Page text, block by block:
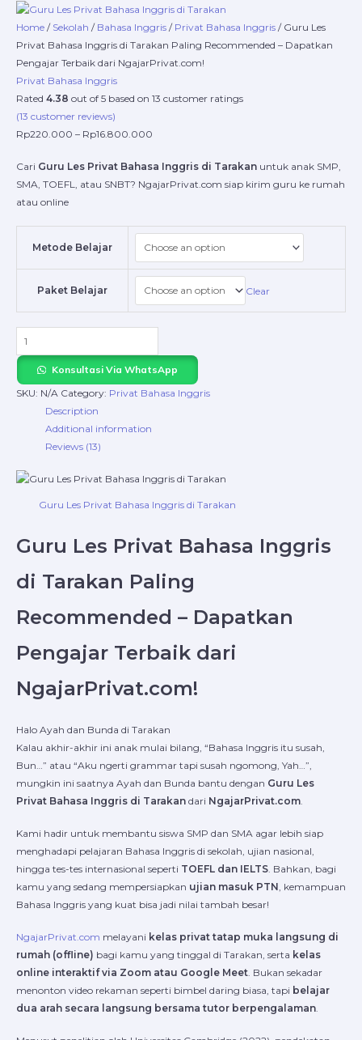
Skip
content
Home / Sekolah / Bahasa Inggris / Privat Bahasa Inggris / Guru Les
Privat Bahasa Inggris di Tarakan Paling Recommended – Dapatkan
Pengajar Terbaik dari NgajarPrivat.com!
Privat Bahasa Inggris
Rated 4.38 out of 5 based on 13 customer ratings
(13 customer reviews)
Rp220.000 – Rp16.800.000
Price
range:
Rp220.000
through
Cari Guru Les Privat Bahasa Inggris di Tarakan untuk anak SMP,
SMA, TOEFL, atau SNBT? NgajarPrivat.com siap kirim guru ke rumah
atau online
Metode Belajar
Paket Belajar Clear
Guru
Les
Privat
Bahasa
Inggris
di
Tarakan
Paling
–
Dapatkan
Pengajar
NgajarPrivat.com!
Konsultasi Via WhatsApp
SKU: N/A Category: Privat Bahasa Inggris
Description
Additional information
Reviews (13)
Guru Les Privat Bahasa Inggris di Tarakan
Guru Les Privat Bahasa Inggris
di Tarakan Paling
Recommended – Dapatkan
Pengajar Terbaik dari
NgajarPrivat.com!
Halo Ayah dan Bunda di Tarakan
Kalau akhir-akhir ini anak mulai bilang, “Bahasa Inggris itu susah,
Bun…” atau “Aku ngerti grammar tapi susah ngomong, Yah…”,
mungkin ini saatnya Ayah dan Bunda bantu dengan Guru Les
Privat Bahasa Inggris di Tarakan dari NgajarPrivat.com
Kami hadir untuk membantu siswa SMP dan SMA agar lebih siap
menghadapi pelajaran Bahasa Inggris di sekolah, ujian nasional,
hingga tes-tes internasional seperti TOEFL dan IELTS . Bahkan, bagi
kamu yang sedang mempersiapkan ujian masuk PTN , kemampuan
Bahasa Inggris yang kuat bisa jadi nilai tambah besar!
NgajarPrivat.com melayani kelas privat tatap muka langsung di
rumah (offline) bagi kamu yang tinggal di Tarakan, serta kelas
online interaktif via Zoom atau Google Meet . Bukan sekadar
menonton video rekaman seperti bimbel daring biasa, tapi belajar
dua arah secara langsung bersama tutor berpengalaman